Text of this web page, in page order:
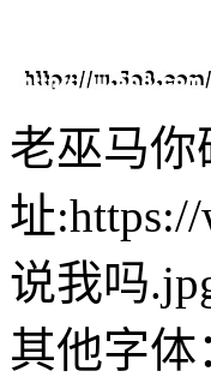
老巫马
址
说我吗
其他字体